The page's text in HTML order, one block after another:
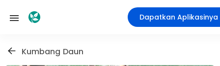
Dapatkan Aplikasinya
Kumbang Daun